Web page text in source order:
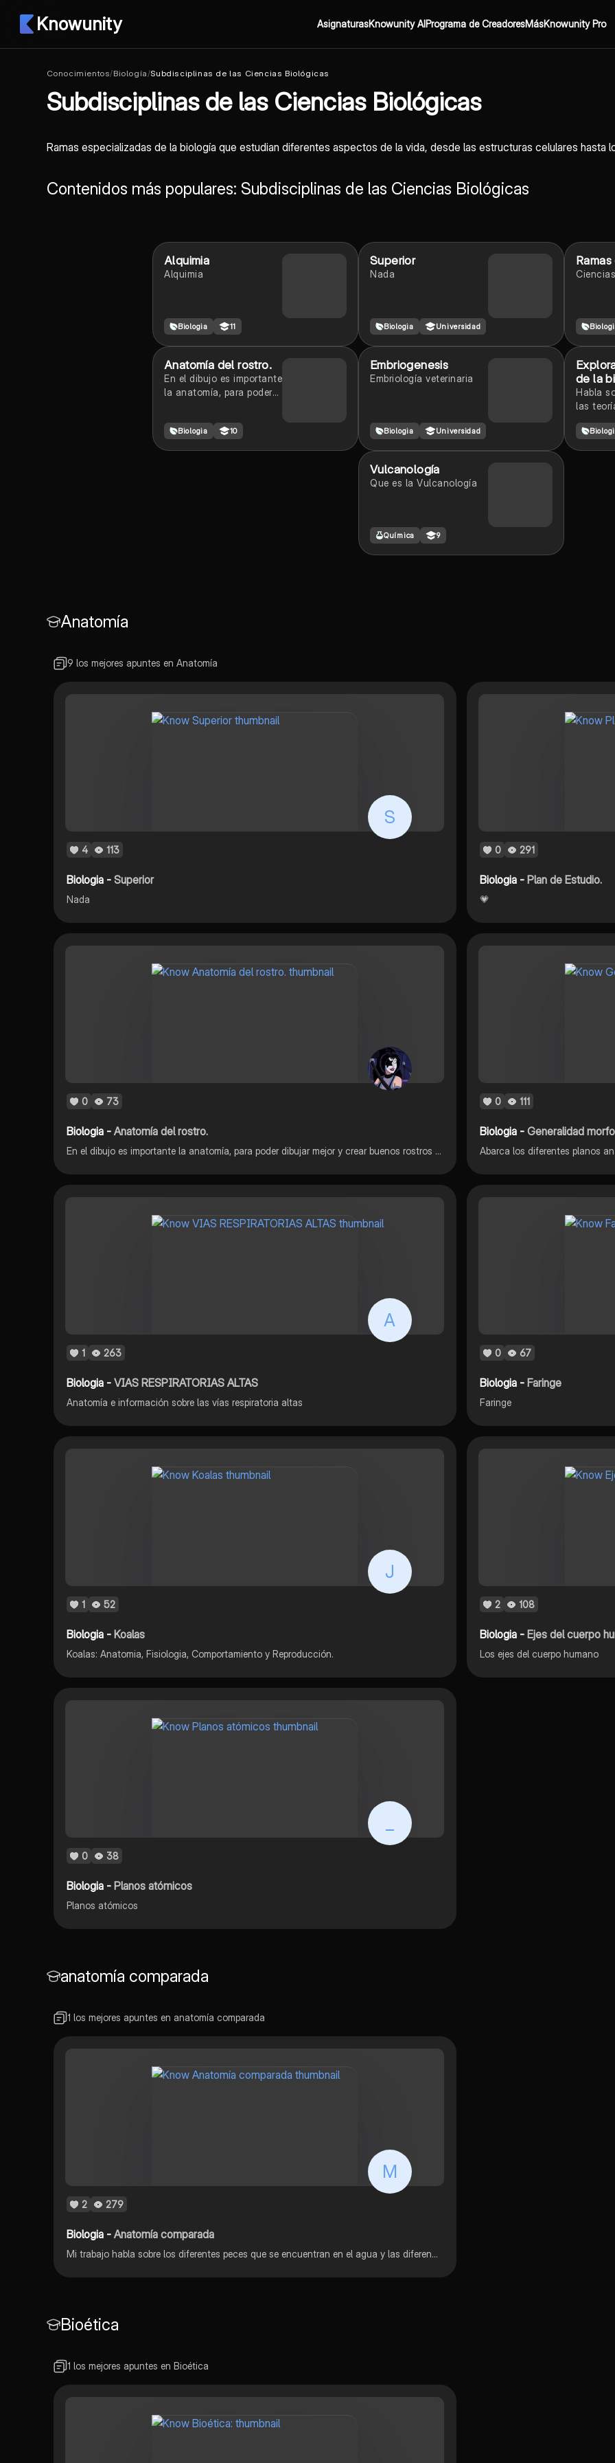
Knowunity AsignaturasKnowunity AIPrograma de CreadoresMásKnowunity Pro
Conocimientos/Biología/Subdisciplinas de las Ciencias Biológicas
Subdisciplinas de las Ciencias Biológicas
Ramas especializadas de la biología que estudian diferentes aspectos de la vida, desde las estructuras celulares hasta
Contenidos más populares: Subdisciplinas de las Ciencias Biológicas
Alquimia
Alquimia
Biologia 11
Superior
Nada
Biologia Universidad
Ciencias
Anatomía del rostro.
En el dibujo es importante
la anatomía, para poder
faciales.
Biologia 10
Embriogenesis
Embriología veterinaria
Biologia Universidad
de la
Habla
las
Vulcanología
Que es la Vulcanología
Química 9
Anatomía
9 los mejores apuntes en Anatomía
S
4 113
Biologia -Superior
Nada
0 291
Biologia - Plan de Estudio.
💗
0 73
Biologia -Anatomía del rostro.
En el dibujo es importante la anatomía, para poder dibujar mejor y crear buenos rostros o perfiles faciales.
0 111
Biologia - Generalidad
A
1 263
Biologia -VIAS RESPIRATORIAS ALTAS
Anatomía e información sobre las vías respiratoria altas
0 67
Biologia - Faringe
Faringe
J
1 52
Biologia -Koalas
Koalas: Anatomia, Fisiologia, Comportamiento y Reproducción.
2 108
Biologia - Ejes del cuerpo
Los ejes del cuerpo humano
0 38
Biologia -Planos atómicos
Planos atómicos
anatomía comparada
1 los mejores apuntes en anatomía comparada
M
2 279
Biologia -Anatomía comparada
Mi trabajo habla sobre los diferentes peces que se encuentran en el agua y las diferencias que tienen en su cuerpo cada uno de ellos
Bioética
1 los mejores apuntes en Bioética